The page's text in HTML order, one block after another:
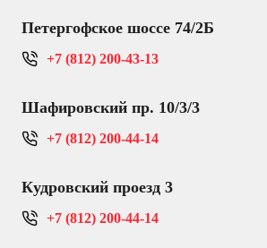
Петергофское шоссе 74/2Б
+7 (812) 200-43-13
Шафировский пр. 10/3/3
+7 (812) 200-44-14
Кудровский проезд 3
+7 (812) 200-44-14